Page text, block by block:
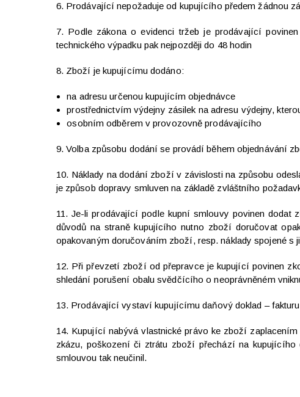
6. Prodávající nepožaduje od kupujícího předem žádnou
7. Podle zákona o evidenci tržeb je prodávající
technického výpadku pak nejpozději do 48 hodin
8. Zboží je kupujícímu dodáno:
na adresu určenou kupujícím objednávce
prostřednictvím výdejny zásilek na adresu výdejny,
osobním odběrem v provozovně prodávajícího
9.Volba způsobu dodání se provádí během objednávání
10. Náklady na dodání zboží v závislosti na způsobu
je způsob dopravy smluven na základě zvláštního
11. Je-li prodávající podle kupní smlouvy povinen
důvodů na straně kupujícího nutno zboží doručovat
opakovaným doručováním zboží, resp. náklady spojené s
12. Při převzetí zboží od přepravce je kupující povinen
shledání porušení obalu svědčícího o neoprávněném
13. Prodávající vystaví kupujícímu daňový doklad –
14. Kupující nabývá vlastnické právo ke zboží
zkázu, poškození či ztrátu zboží přechází na
smlouvou tak neučinil.